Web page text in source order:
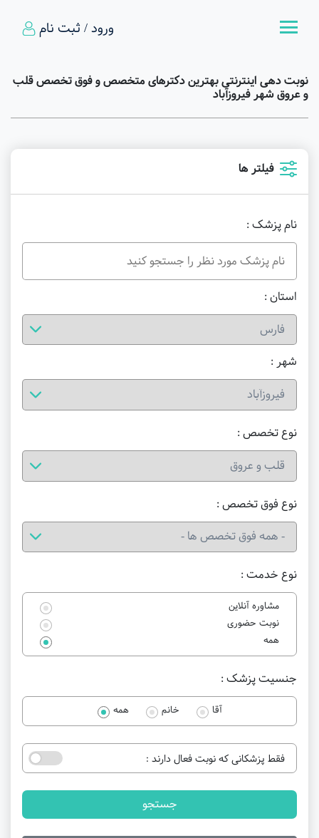
ورود / ثبت نام
نوبت دهی اینترنتی بهترین دکترهای متخصص و فوق تخصص قلب
و عروق شهر فیروزآباد
فیلتر ها
نام پزشک :
استان :
شهر :
نوع خدمت :
مشاوره آنلاین
نوبت حضوری
همه
نوع تخصص :
نوع فوق تخصص :
جنسیت پزشک :
آقا خانم همه
فقط پزشکانی که نوبت فعال دارند :
جستجو